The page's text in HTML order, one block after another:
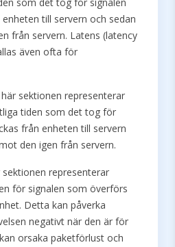
till servern och sedan
från servern. Latens (latency
även ofta för
sektionen representerar
tiden som det tog för
från enheten till servern
den igen från servern.
sektionen representerar
för signalen som överförs
Detta kan påverka
negativt när den är för
orsaka paketförlust och